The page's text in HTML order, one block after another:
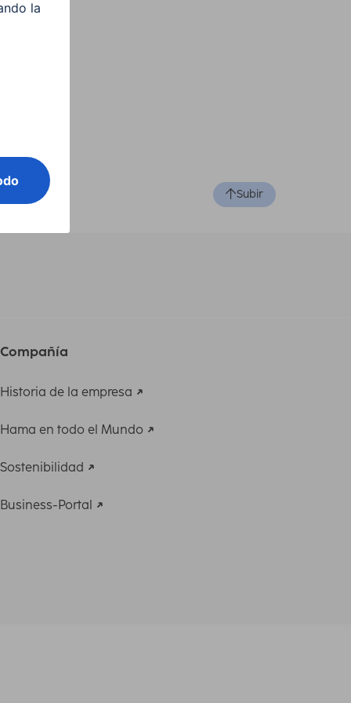
Subir
Compañía
Historia de la empresa
Hama en todo el Mundo
Sostenibilidad
Business-Portal